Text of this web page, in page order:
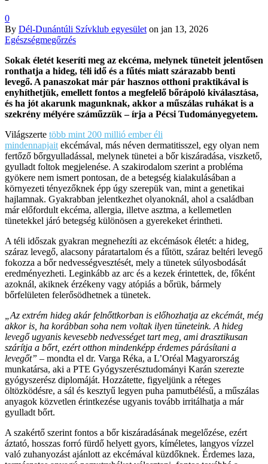
0
By Dél-Dunántúli Szívklub egyesület on jan 13, 2026
Egészségmegőrzés
Sokak életét keseríti meg az ekcéma, melynek tüneteit jelentősen
ronthatja a hideg, téli idő és a fűtés miatt szárazabb benti
levegő. A panaszokat már pár hasznos otthoni praktikával is
enyhíthetjük, emellett fontos a megfelelő bőrápoló kiválasztása,
és ha jót akarunk magunknak, akkor a műszálas ruhákat is a
szekrény mélyére száműzzük – írja a Pécsi Tudományegyetem.
Világszerte több mint 200 millió ember éli
mindennapjait ekcémával, más néven dermatitisszel, egy olyan nem
fertőző bőrgyulladással, melynek tünetei a bőr kiszáradása, viszkető,
gyulladt foltok megjelenése. A szakirodalom szerint a probléma
gyökere nem ismert pontosan, de a betegség kialakulásában a
környezeti tényezőknek épp úgy szerepük van, mint a genetikai
hajlamnak. Gyakrabban jelentkezhet olyanoknál, ahol a családban
már előfordult ekcéma, allergia, illetve asztma, a kellemetlen
tünetekkel járó betegség különösen a gyerekeket érintheti.
A téli időszak gyakran megnehezíti az ekcémások életét: a hideg,
száraz levegő, alacsony páratartalom és a fűtött, száraz beltéri levegő
fokozza a bőr nedvességvesztését, mely a tünetek súlyosbodását
eredményezheti. Leginkább az arc és a kezek érintettek, de, főként
azoknál, akiknek érzékeny vagy atópiás a bőrük, bármely
bőrfelületen felerősödhetnek a tünetek.
„Az extrém hideg akár felnőttkorban is előhozhatja az ekcémát, még
akkor is, ha korábban soha nem voltak ilyen tüneteink. A hideg
levegő ugyanis kevesebb nedvességet tart meg, ami drasztikusan
szárítja a bőrt, ezért otthon mindenképp érdemes párásítani a
levegőt” – mondta el dr. Varga Réka, a L’Oréal Magyarország
munkatársa, aki a PTE Gyógyszerésztudományi Karán szerezte
gyógyszerész diplomáját. Hozzátette, figyeljünk a réteges
öltözködésre, a sál és kesztyű legyen puha pamutbélésű, a műszálas
anyagok közvetlen érintkezése ugyanis tovább irritálhatja a már
gyulladt bőrt.
A szakértő szerint fontos a bőr kiszáradásának megelőzése, ezért
áztató, hosszas forró fürdő helyett gyors, kíméletes, langyos vízzel
való zuhanyozást ajánlott az ekcémával küzdőknek. Érdemes laza,